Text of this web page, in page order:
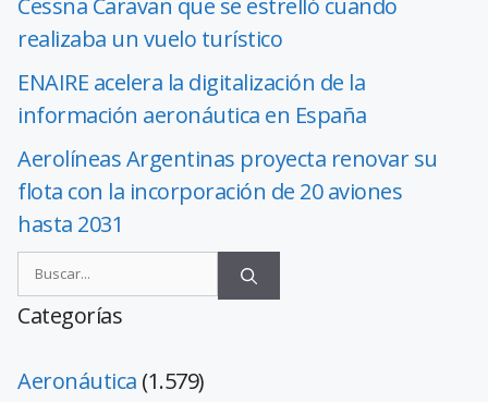
Cessna Caravan que se estrelló cuando
realizaba un vuelo turístico
ENAIRE acelera la digitalización de la
información aeronáutica en España
Aerolíneas Argentinas proyecta renovar su
flota con la incorporación de 20 aviones
hasta 2031
Categorías
Aeronáutica (1.579)